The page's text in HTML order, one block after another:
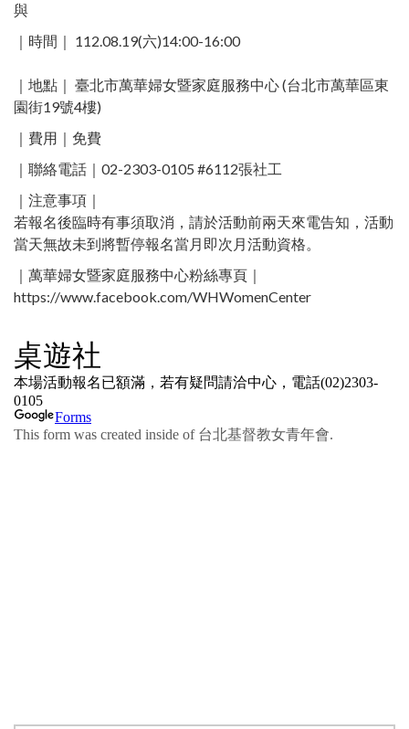
與
｜時間｜ 112.08.19(六)14:00-16:00​
｜地點｜ 臺北市萬華婦女暨家庭服務中心 (台北市萬華區東
園街19號4樓)​
｜費用｜免費
｜聯絡電話｜02-2303-0105 #6112張社工 ​
｜注意事項｜
若報名後臨時有事須取消，請於活動前兩天來電告知，活動
當天無故未到將暫停報名當月即次月活動資格。
｜萬華婦女暨家庭服務中心粉絲專頁｜
https://www.facebook.com/WHWomenCenter